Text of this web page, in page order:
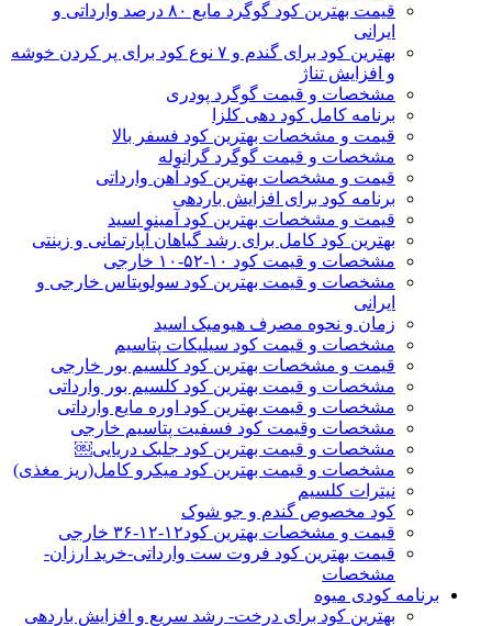
قیمت بهترین کود گوگرد مایع ۸۰ درصد وارداتی و
ایرانی
بهترین کود برای گندم و ۷ نوع کود برای پر کردن خوشه
و افزایش تناژ
مشخصات و قیمت گوگرد پودری
برنامه کامل کود دهی کلزا
قیمت و مشخصات بهترین کود فسفر بالا
مشخصات و قیمت گوگرد گرانوله
قیمت و مشخصات بهترین کود آهن وارداتی
برنامه کود برای افزایش باردهی
قیمت و مشخصات بهترین کود آمینو اسید
بهترین کود کامل برای رشد گیاهان آپارتمانی و زینتی
مشخصات و قیمت کود ۱۰-۵۲-۱۰ خارجی
مشخصات و قیمت بهترین کود سولوپتاس خارجی و
ایرانی
زمان و نحوه مصرف هیومیک اسید
مشخصات و قیمت کود سیلیکات پتاسیم
قیمت و مشخصات بهترین کود کلسیم بور خارجی
مشخصات و قیمت بهترین کود کلسیم بور وارداتی
مشخصات و قیمت بهترین کود اوره مایع وارداتی
مشخصات وقیمت کود فسفیت پتاسیم خارجی
مشخصات و قیمت بهترین کود جلبک دریایی￼
مشخصات و قیمت بهترین کود میکرو کامل(ریز مغذی)
نیترات کلسیم
کود مخصوص گندم و جو شوک
قیمت و مشخصات بهترین کود۱۲-۱۲-۳۶ خارجی
قیمت بهترین کود فروت ست وارداتی-خرید ارزان-
مشخصات
برنامه کودی میوه
بهترین کود برای درخت- رشد سریع و افزایش باردهی